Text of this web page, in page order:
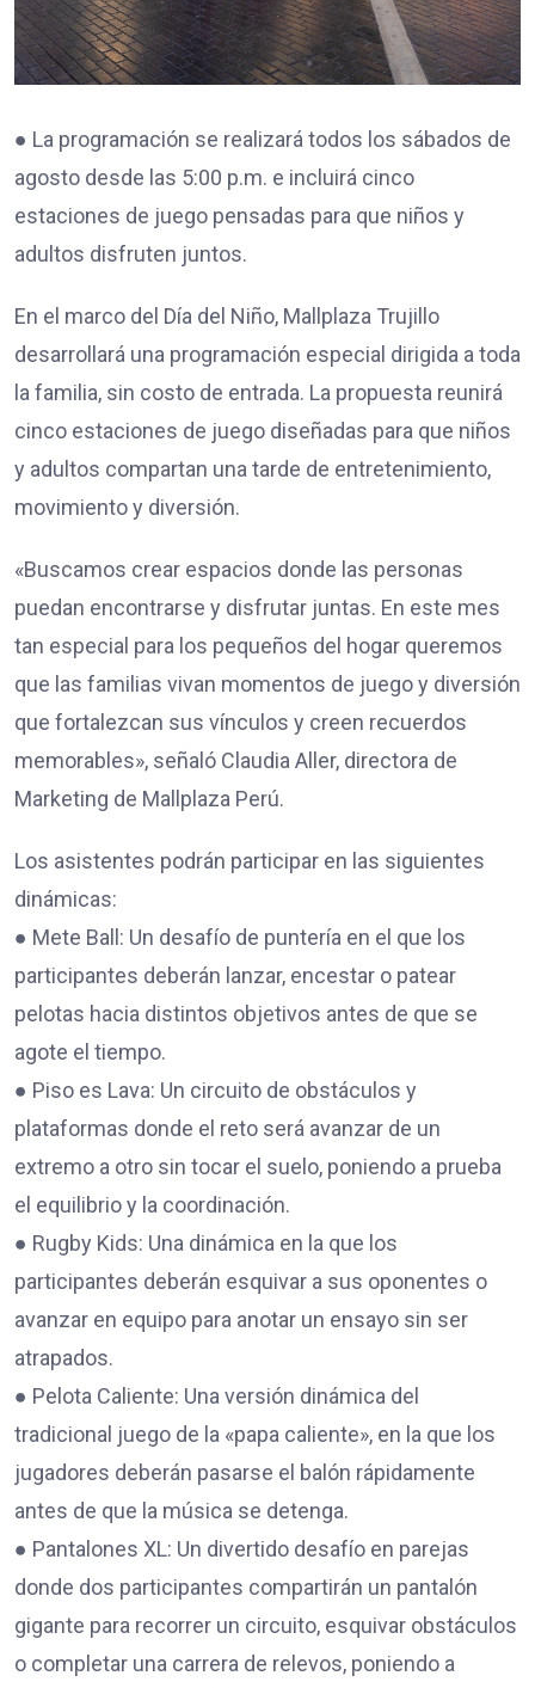
● La programación se realizará todos los sábados de
agosto desde las 5:00 p.m. e incluirá cinco
estaciones de juego pensadas para que niños y
adultos disfruten juntos.
En el marco del Día del Niño, Mallplaza Trujillo
desarrollará una programación especial dirigida a toda
la familia, sin costo de entrada. La propuesta reunirá
cinco estaciones de juego diseñadas para que niños
y adultos compartan una tarde de entretenimiento,
movimiento y diversión.
«Buscamos crear espacios donde las personas
puedan encontrarse y disfrutar juntas. En este mes
tan especial para los pequeños del hogar queremos
que las familias vivan momentos de juego y diversión
que fortalezcan sus vínculos y creen recuerdos
memorables», señaló Claudia Aller, directora de
Marketing de Mallplaza Perú.
Los asistentes podrán participar en las siguientes
dinámicas:
● Mete Ball: Un desafío de puntería en el que los
participantes deberán lanzar, encestar o patear
pelotas hacia distintos objetivos antes de que se
agote el tiempo.
● Piso es Lava: Un circuito de obstáculos y
plataformas donde el reto será avanzar de un
extremo a otro sin tocar el suelo, poniendo a prueba
el equilibrio y la coordinación.
● Rugby Kids: Una dinámica en la que los
participantes deberán esquivar a sus oponentes o
avanzar en equipo para anotar un ensayo sin ser
atrapados.
● Pelota Caliente: Una versión dinámica del
tradicional juego de la «papa caliente», en la que los
jugadores deberán pasarse el balón rápidamente
antes de que la música se detenga.
● Pantalones XL: Un divertido desafío en parejas
donde dos participantes compartirán un pantalón
gigante para recorrer un circuito, esquivar obstáculos
o completar una carrera de relevos, poniendo a